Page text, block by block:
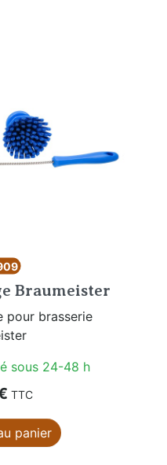
Braumeister
pour brasserie
sous 24-48 h
TTC
panier